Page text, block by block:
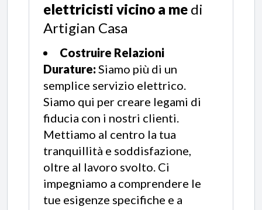
elettricisti vicino a me di
Artigian Casa
Costruire Relazioni
Durature:Siamo più di un
semplice servizio elettrico.
Siamo qui per creare legami di
fiducia con i nostri clienti.
Mettiamo al centro la tua
tranquillità e soddisfazione,
oltre al lavoro svolto. Ci
impegniamo a comprendere le
tue esigenze specifiche e a